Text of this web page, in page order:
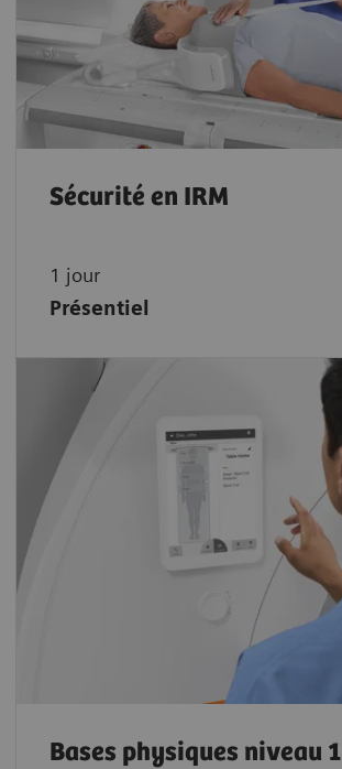
Sécurité en IRM
1 jour
Présentiel
Bases physiques niveau 1